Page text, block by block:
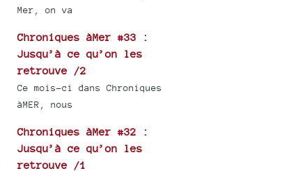
Mer, on va
Chroniques àMer #33 :
Jusqu’à ce qu’on les
retrouve /2
Ce mois-ci dans Chroniques
àMER, nous
Chroniques àMer #32 :
Jusqu’à ce qu’on les
retrouve /1